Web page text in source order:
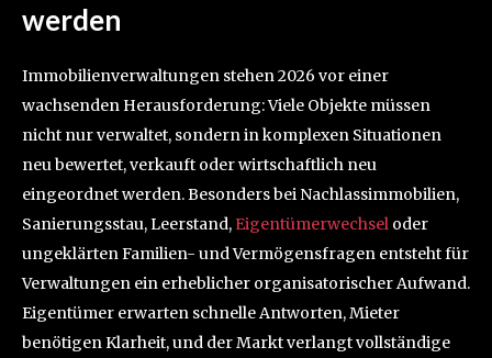
werden
Immobilienverwaltungen stehen 2026 vor einer
wachsenden Herausforderung: Viele Objekte müssen
nicht nur verwaltet, sondern in komplexen Situationen
neu bewertet, verkauft oder wirtschaftlich neu
eingeordnet werden. Besonders bei Nachlassimmobilien,
Sanierungsstau, Leerstand, Eigentümerwechsel oder
ungeklärten Familien- und Vermögensfragen entsteht für
Verwaltungen ein erheblicher organisatorischer Aufwand.
Eigentümer erwarten schnelle Antworten, Mieter
benötigen Klarheit, und der Markt verlangt vollständige